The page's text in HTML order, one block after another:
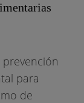
para
de